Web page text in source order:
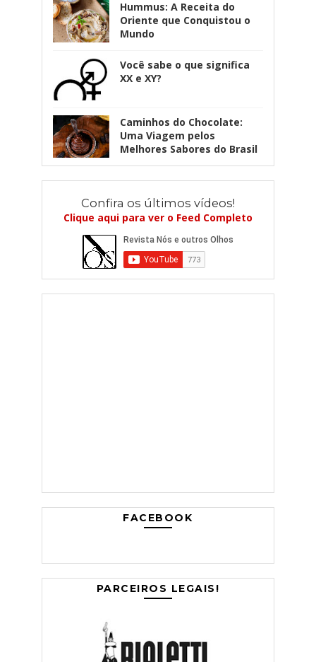
Hummus: A Receita do
Oriente que Conquistou o
Mundo
Você sabe o que significa
XX e XY?
Caminhos do Chocolate:
Uma Viagem pelos
Melhores Sabores do Brasil
Confira os últimos vídeos!
Clique aqui para ver o Feed Completo
FACEBOOK
PARCEIROS LEGAIS!